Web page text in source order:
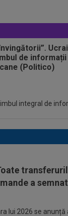
integral de
a semnat
lui 2026 se anunță